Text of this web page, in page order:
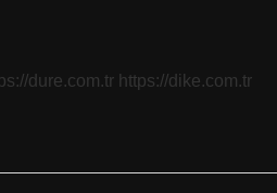
dure.com.tr https://dike.com.tr